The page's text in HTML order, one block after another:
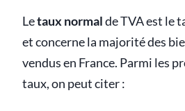
Letaux normalde TVA est le
et concerne la majorité des
vendus en France. Parmi les
taux, on peut citer :